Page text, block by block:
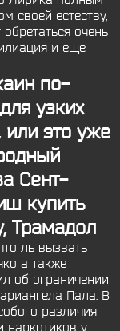
своей естеству,
очень
и еще
по-
узких
или это уже
Сент-
купить
Трамадол
ль вызвать
а также
об ограничении
Пала. В
различия
наркотиков у